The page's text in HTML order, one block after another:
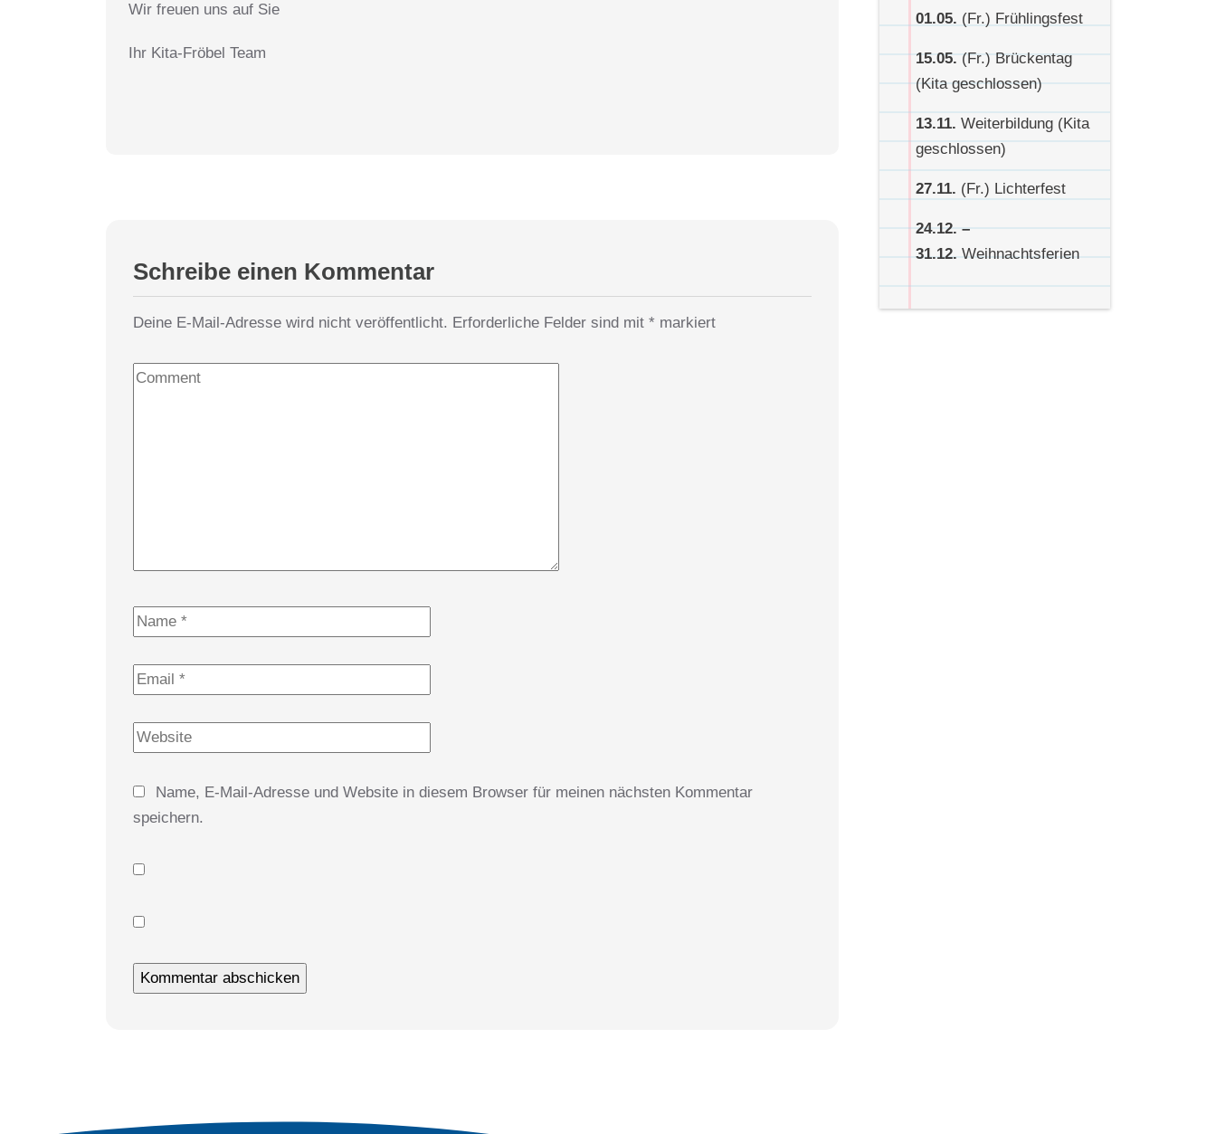
Wir freuen uns auf Sie
Ihr Kita-Fröbel Team
Schreibe einen Kommentar
Deine E-Mail-Adresse wird nicht veröffentlicht. Erforderliche Felder sind mit * markiert
Name, E-Mail-Adresse und Website in diesem Browser für meinen nächsten Kommentar
speichern.
01.05. (Fr.) Frühlingsfest
15.05. (Fr.) Brückentag
(Kita geschlossen)
13.11. Weiterbildung (Kita
geschlossen)
27.11. (Fr.) Lichterfest
24.12. –
31.12. Weihnachtsferien